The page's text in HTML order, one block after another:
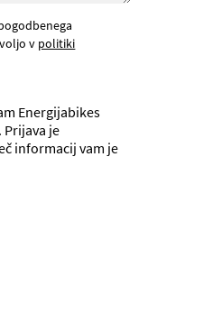
v politiki
Energijabikes
Prijava je
informacij vam je